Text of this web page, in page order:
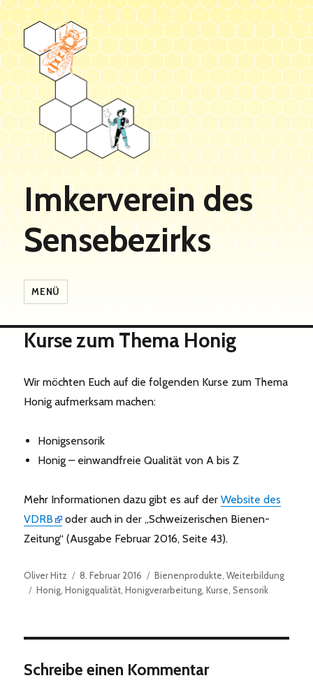
Imkerverein des
Sensebezirks
MENÜ
Kurse zum Thema Honig
Wir möchten Euch auf die folgenden Kurse zum Thema
Honig aufmerksam machen:
Honigsensorik
Honig – einwandfreie Qualität von A bis Z
Mehr Informationen dazu gibt es auf derWebsite des
VDRB
oder auch in der „Schweizerischen Bienen-
Zeitung“ (Ausgabe Februar 2016, Seite 43).
Autor
Oliver Hitz
Veröffentlicht
am
8. Februar 2016 Kategorien
Bienenprodukte ,Weiterbildung
Schlagwörter
Honig ,Honigqualität ,Honigverarbeitung ,Kurse ,Sensorik
Schreibe einen Kommentar